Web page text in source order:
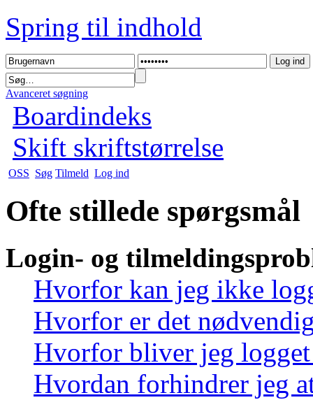
Spring til indhold
Avanceret søgning
Boardindeks
Skift skriftstørrelse
OSS Søg Tilmeld Log ind
Ofte stillede spørgsmål
Login- og
Hvorfor kan jeg ikke
Hvorfor er det
Hvorfor bliver jeg
Hvordan forhindrer jeg